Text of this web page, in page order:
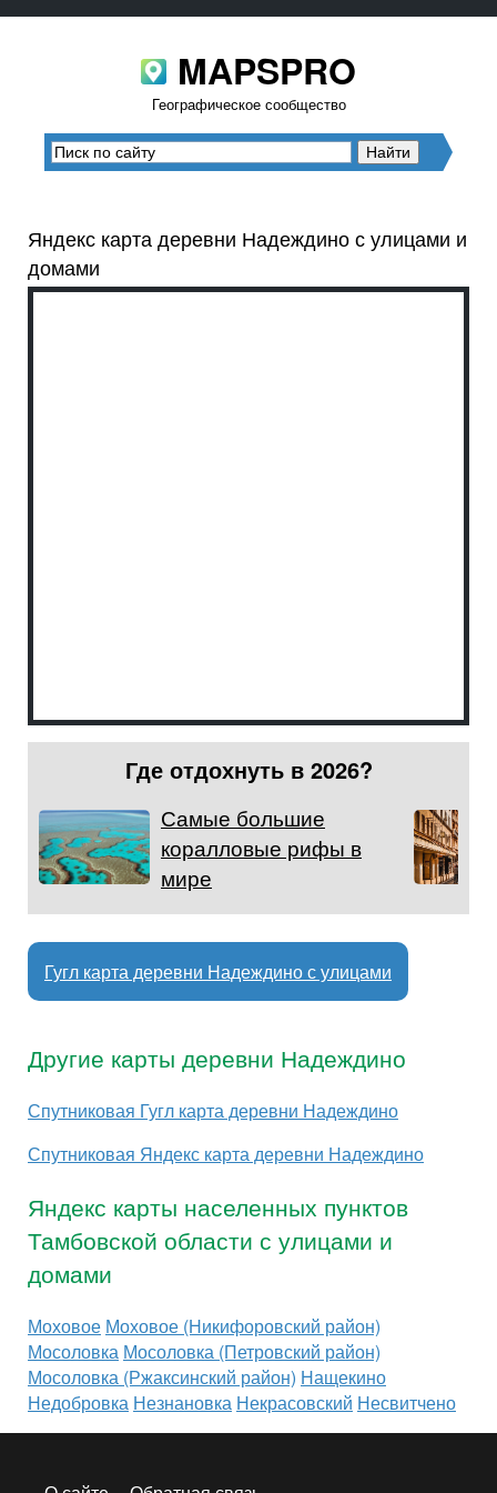
MAPSPRO
Географическое сообщество
Яндекс карта деревни Надеждино с улицами и
домами
Где отдохнуть в 2026?
Самые большие
коралловые рифы в
мире
Гугл карта деревни Надеждино с улицами
Другие карты деревни Надеждино
Спутниковая Гугл карта деревни Надеждино
Спутниковая Яндекс карта деревни Надеждино
Яндекс карты населенных пунктов
Тамбовской области с улицами и
домами
Моховое Моховое (Никифоровский район)
Мосоловка Мосоловка (Петровский район)
Мосоловка (Ржаксинский район) Нащекино
Недобровка Незнановка Некрасовский Несвитчено